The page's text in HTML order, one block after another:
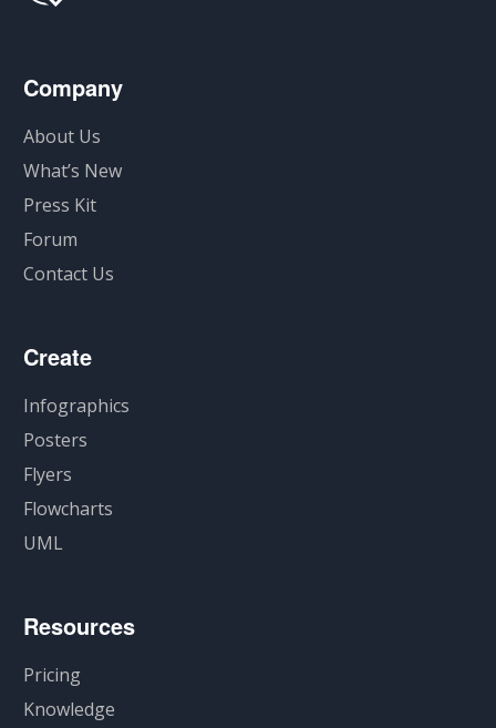
Company
About Us
What’s New
Press Kit
Forum
Contact Us
Create
Infographics
Posters
Flyers
Flowcharts
UML
Resources
Pricing
Knowledge